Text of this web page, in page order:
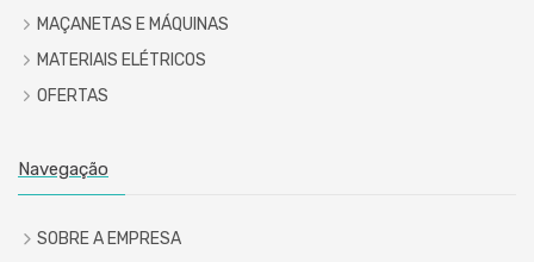
MAÇANETAS E MÁQUINAS
MATERIAIS ELÉTRICOS
OFERTAS
Navegação
SOBRE A EMPRESA